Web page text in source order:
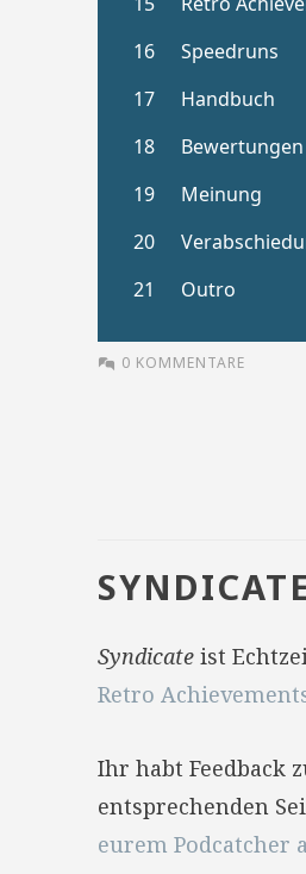
0 KOMMENTARE
SYNDICATE
Syndicate ist
Retro
Ihr habt Feedback
entsprechenden
eurem Podcatcher